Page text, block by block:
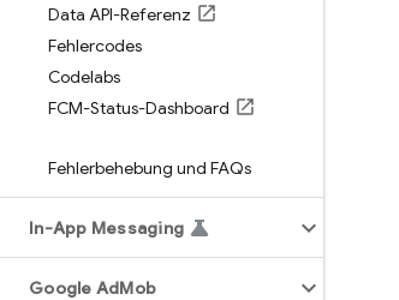
Data API-Referenz
Fehlercodes
Codelabs
FCM-Status-Dashboard
Fehlerbehebung und FAQs
In-App Messaging
Google AdMob